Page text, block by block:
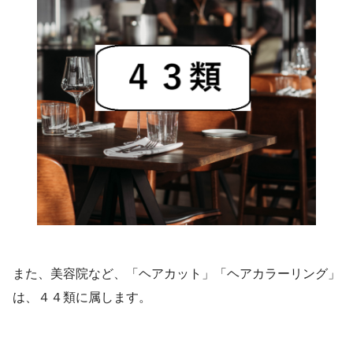
また、美容院など、「ヘアカット」「ヘアカラーリング」
は、４４類に属します。